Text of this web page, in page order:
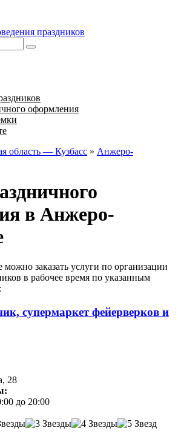
праздников
оформления
область — Кузбасс » Анжеро-
в Анжеро-
заказать услуги по организации
в рабочее время по указанным
супермаркет фейерверков и
28
до 20:00